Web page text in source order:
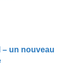
– un nouveau